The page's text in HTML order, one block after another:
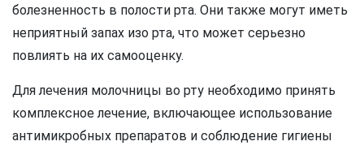
болезненность в полости рта. Они также могут иметь
неприятный запах изо рта, что может серьезно
повлиять на их самооценку.
Для лечения молочницы во рту необходимо принять
комплексное лечение, включающее использование
антимикробных препаратов и соблюдение гигиены